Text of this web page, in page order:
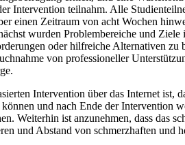
Intervention teilnahm. Alle
einen Zeitraum von acht Wochen
wurden Problembereiche und
oder hilfreiche Alternativen
von professioneller
Intervention über das Internet ist,
und nach Ende der Intervention
Weiterhin ist anzunehmen, dass das
und Abstand von schmerzhaften und